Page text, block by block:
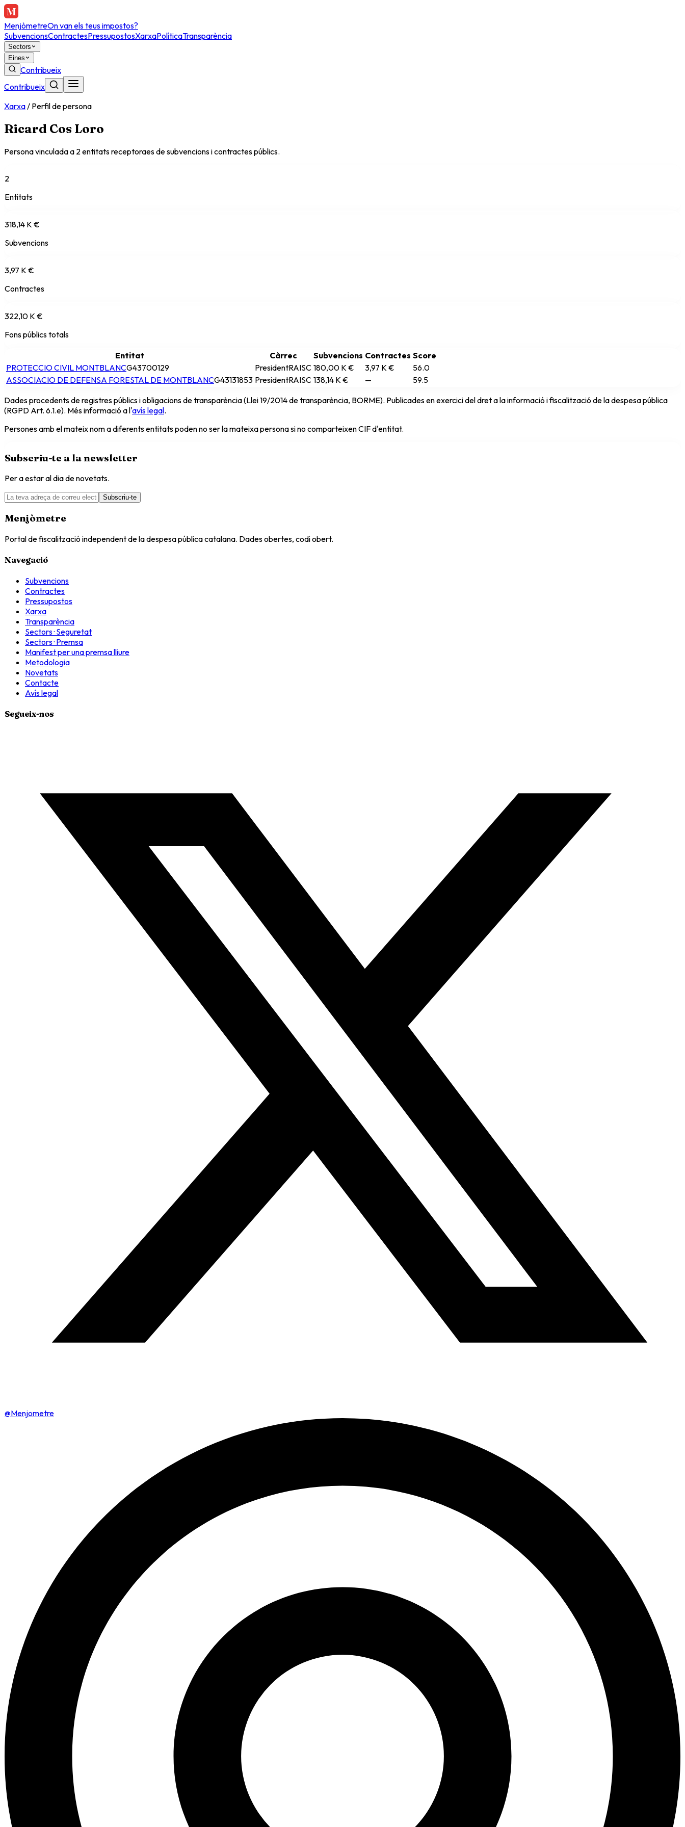
MenjòmetreOn van els teus impostos?
SubvencionsContractesPressupostosXarxaPolíticaTransparència
Sectors
Eines
Contribueix
Contribueix
Xarxa/ Perfil de persona
Ricard Cos Loro
Persona vinculada a 2 entitatsreceptoraesde subvencions i contractes públics.
2
Entitats
318,14 K €
Subvencions
3,97 K €
Contractes
322,10 K €
Fons públics totals
Entitat Càrrec Subvencions Contractes Score
PROTECCIO CIVIL MONTBLANCG43700129 PresidentRAISC 180,00 K € 3,97 K €
56.0
ASSOCIACIO DE DEFENSA FORESTAL DE MONTBLANCG43131853 PresidentRAISC 138,14 K € —
59.5
Dades procedents de registres públics i obligacions de transparència (Llei 19/2014 de transparència, BORME). Publicades en exercici del dret a la informació i fiscalització de la despesa pública
(RGPD Art. 6.1.e). Més informació a l'avís legal.
Persones amb el mateix nom a diferents entitats poden no ser la mateixa persona si no comparteixen CIF d'entitat.
Subscriu-te a la newsletter
Per a estar al dia de novetats.
Subscriu-te
Menjòmetre
Portal de fiscalització independent de la despesa pública catalana. Dades obertes, codi obert.
Navegació
Subvencions
Contractes
Pressupostos
Xarxa
Transparència
Sectors · Seguretat
Sectors · Premsa
Manifest per una premsa lliure
Metodologia
Novetats
Contacte
Avís legal
Segueix-nos
@Menjometre